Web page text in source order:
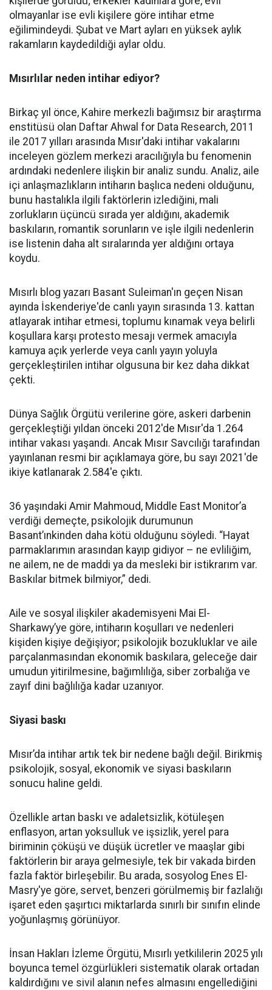
olmayanlar ise evli kişilere göre intihar etme
eğilimindeydi. Şubat ve Mart ayları en yüksek aylık
rakamların kaydedildiği aylar oldu.
Mısırlılar neden intihar ediyor?
Birkaç yıl önce, Kahire merkezli bağımsız bir araştırma
enstitüsü olan Daftar Ahwal for Data Research, 2011
ile 2017 yılları arasında Mısır'daki intihar vakalarını
inceleyen gözlem merkezi aracılığıyla bu fenomenin
ardındaki nedenlere ilişkin bir analiz sundu. Analiz, aile
içi anlaşmazlıkların intiharın başlıca nedeni olduğunu,
bunu hastalıkla ilgili faktörlerin izlediğini, mali
zorlukların üçüncü sırada yer aldığını, akademik
baskıların, romantik sorunların ve işle ilgili nedenlerin
ise listenin daha alt sıralarında yer aldığını ortaya
koydu.
Mısırlı blog yazarı Basant Suleiman'ın geçen Nisan
ayında İskenderiye'de canlı yayın sırasında 13. kattan
atlayarak intihar etmesi, toplumu kınamak veya belirli
koşullara karşı protesto mesajı vermek amacıyla
kamuya açık yerlerde veya canlı yayın yoluyla
gerçekleştirilen intihar olgusuna bir kez daha dikkat
çekti.
Dünya Sağlık Örgütü verilerine göre, askeri darbenin
gerçekleştiği yıldan önceki 2012'de Mısır'da 1.264
intihar vakası yaşandı. Ancak Mısır Savcılığı tarafından
yayınlanan resmi bir açıklamaya göre, bu sayı 2021'de
ikiye katlanarak 2.584'e çıktı.
36 yaşındaki Amir Mahmoud, Middle East Monitor’a
verdiği demeçte, psikolojik durumunun
Basant’ınkinden daha kötü olduğunu söyledi. “Hayat
parmaklarımın arasından kayıp gidiyor – ne evliliğim,
ne ailem, ne de maddi ya da mesleki bir istikrarım var.
Baskılar bitmek bilmiyor,” dedi.
Aile ve sosyal ilişkiler akademisyeni Mai El-
Sharkawy’ye göre, intiharın koşulları ve nedenleri
kişiden kişiye değişiyor; psikolojik bozukluklar ve aile
parçalanmasından ekonomik baskılara, geleceğe dair
umudun yitirilmesine, bağımlılığa, siber zorbalığa ve
zayıf dini bağlılığa kadar uzanıyor.
Siyasi baskı
Mısır’da intihar artık tek bir nedene bağlı değil. Birikmiş
psikolojik, sosyal, ekonomik ve siyasi baskıların
sonucu haline geldi.
Özellikle artan baskı ve adaletsizlik, kötüleşen
enflasyon, artan yoksulluk ve işsizlik, yerel para
biriminin çöküşü ve düşük ücretler ve maaşlar gibi
faktörlerin bir araya gelmesiyle, tek bir vakada birden
fazla faktör birleşebilir. Bu arada, sosyolog Enes El-
Masry'ye göre, servet, benzeri görülmemiş bir fazlalığı
işaret eden şaşırtıcı miktarlarda sınırlı bir sınıfın elinde
yoğunlaşmış görünüyor.
İnsan Hakları İzleme Örgütü, Mısırlı yetkililerin 2025 yılı
boyunca temel özgürlükleri sistematik olarak ortadan
kaldırdığını ve sivil alanın nefes almasını engellediğini